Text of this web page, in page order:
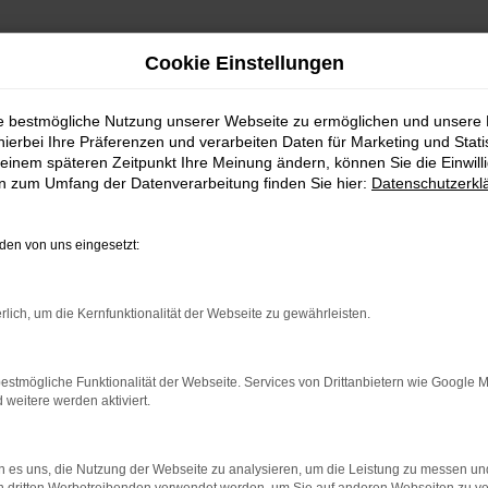
GmbH für Genthin
Neuwagen bei
für Genthin
Škoda Neuwagen sind Sie bestens gerüstet für die Straßen
Ihr zuverlässiger Škoda-Neuwagen-Partner stehen wir Ihnen
Dienstleistungen: von professioneller Beratung über
von unserem erfahrenen Team bei der Wahl Ihres
Cookie Einstellungen
bestmögliche Nutzung unserer Webseite zu ermöglichen und unsere
Ihre Präferenzen und verarbeiten Daten für Marketing und
späteren Zeitpunkt Ihre Meinung ändern, können Sie die
zum Umfang der Datenverarbeitung finden Sie hier:
von uns eingesetzt:
um die Kernfunktionalität der Webseite zu gewährleisten.
Funktionalität der Webseite. Services von Drittanbietern wie Google
weitere werden aktiviert.
es uns, die Nutzung der Webseite zu analysieren, um die Leistung zu messen